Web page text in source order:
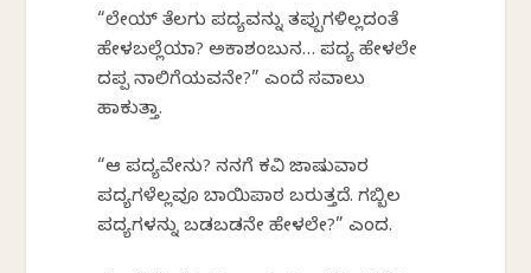
“ಲೇಯ್ ತೆಲಗು ಪದ್ಯವನ್ನು ತಪ್ಪುಗಳಿಲ್ಲದಂತೆ
ಹೇಳಬಲ್ಲೆಯಾ? ಅಕಾಶಂಬುನ… ಪದ್ಯ ಹೇಳಲೇ
ದಪ್ಪ ನಾಲಿಗೆಯವನೇ?” ಎಂದೆ ಸವಾಲು
ಹಾಕುತ್ತಾ.
“ಆ ಪದ್ಯವೇನು? ನನಗೆ ಕವಿ ಜಾಷುವಾರ
ಪದ್ಯಗಳೆಲ್ಲವೂ ಬಾಯಿಪಾಠ ಬರುತ್ತದೆ. ಗಬ್ಬಿಲ
ಪದ್ಯಗಳನ್ನು ಬಡಬಡನೇ ಹೇಳಲೇ?” ಎಂದ.